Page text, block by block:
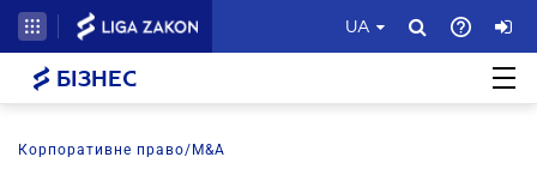
UA
БІЗНЕС
Корпоративне право/M&A